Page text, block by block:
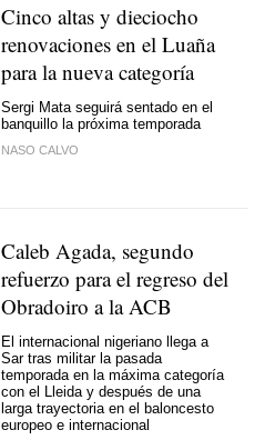
Cinco altas y dieciocho
renovaciones en el Luaña
para la nueva categoría
Sergi Mata seguirá sentado en el
banquillo la próxima temporada
NASO CALVO
Caleb Agada, segundo
refuerzo para el regreso del
Obradoiro a la ACB
El internacional nigeriano llega a
Sar tras militar la pasada
temporada en la máxima categoría
con el Lleida y después de una
larga trayectoria en el baloncesto
europeo e internacional